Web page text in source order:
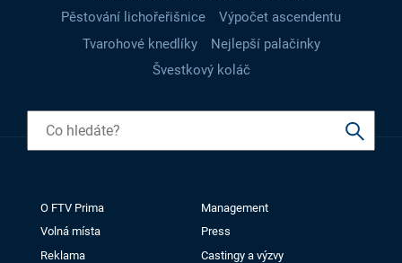
Pěstování lichořeřišnice
Výpočet ascendentu
Tvarohové knedlíky
Nejlepší palačinky
Švestkový koláč
O FTV Prima
Management
Volná místa
Press
Reklama
Castingy a výzvy